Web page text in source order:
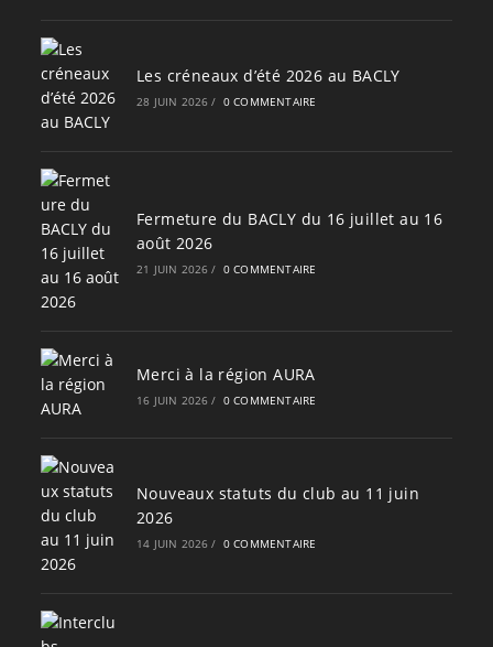
Les créneaux d’été 2026 au BACLY
28 JUIN 2026 / 0 COMMENTAIRE
Fermeture du BACLY du 16 juillet au 16
août 2026
21 JUIN 2026 / 0 COMMENTAIRE
Merci à la région AURA
16 JUIN 2026 / 0 COMMENTAIRE
Nouveaux statuts du club au 11 juin
2026
14 JUIN 2026 / 0 COMMENTAIRE